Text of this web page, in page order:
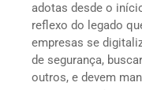
adotas desde o
reflexo do legado
empresas se
de segurança,
outros, e devem